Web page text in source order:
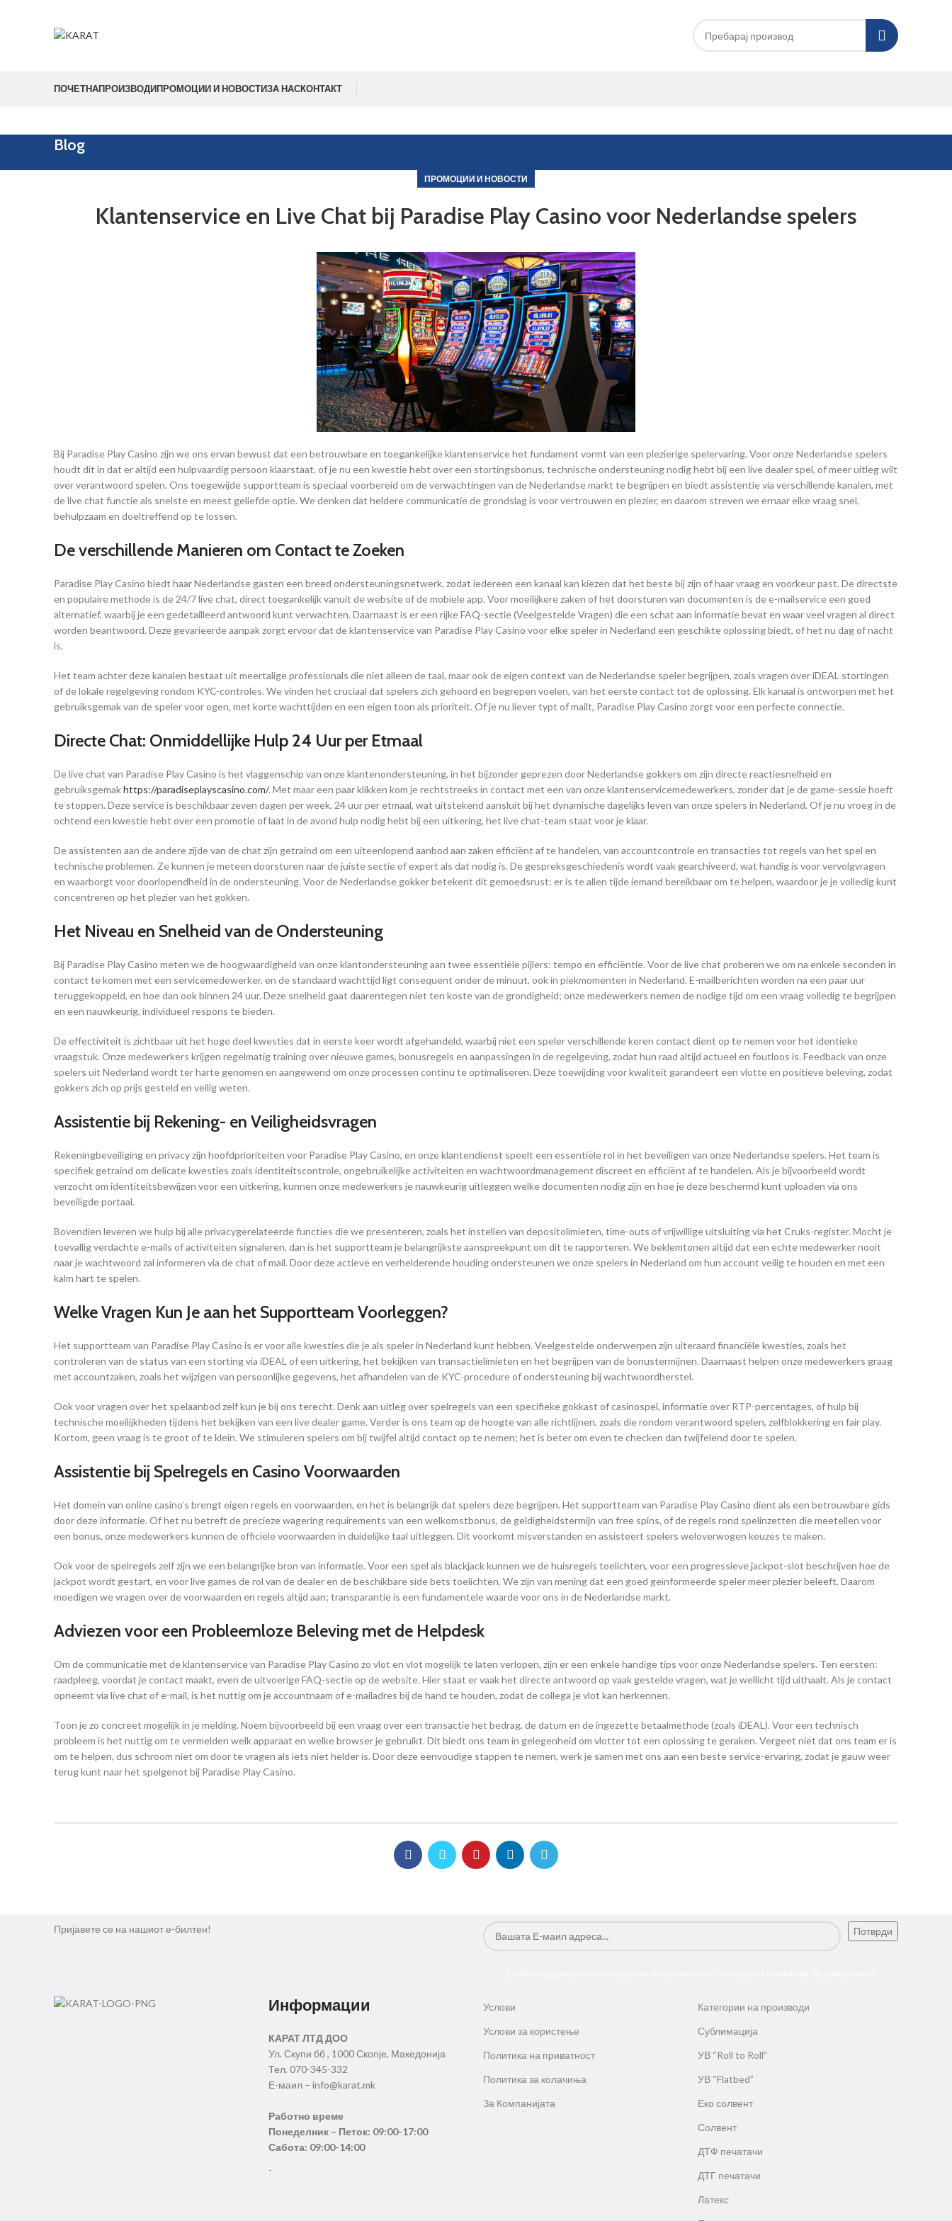
ПОЧЕТНАПРОИЗВОДИПРОМОЦИИ И НОВОСТИЗА НАСКОНТАКТ
Blog
ПРОМОЦИИ И НОВОСТИ
Klantenservice en Live Chat bij Paradise Play Casino voor Nederlandse spelers
Bij Paradise Play Casino zijn we ons ervan bewust dat een betrouwbare en toegankelijke klantenservice het fundament vormt van een plezierige spelervaring. Voor onze Nederlandse spelers
houdt dit in dat er altijd een hulpvaardig persoon klaarstaat, of je nu een kwestie hebt over een stortingsbonus, technische ondersteuning nodig hebt bij een live dealer spel, of meer uitleg wilt
over verantwoord spelen. Ons toegewijde supportteam is speciaal voorbereid om de verwachtingen van de Nederlandse markt te begrijpen en biedt assistentie via verschillende kanalen, met
de live chat functie als snelste en meest geliefde optie. We denken dat heldere communicatie de grondslag is voor vertrouwen en plezier, en daarom streven we ernaar elke vraag snel,
behulpzaam en doeltreffend op te lossen.
De verschillende Manieren om Contact te Zoeken
Paradise Play Casino biedt haar Nederlandse gasten een breed ondersteuningsnetwerk, zodat iedereen een kanaal kan kiezen dat het beste bij zijn of haar vraag en voorkeur past. De directste
en populaire methode is de 24/7 live chat, direct toegankelijk vanuit de website of de mobiele app. Voor moeilijkere zaken of het doorsturen van documenten is de e-mailservice een goed
alternatief, waarbij je een gedetailleerd antwoord kunt verwachten. Daarnaast is er een rijke FAQ-sectie (Veelgestelde Vragen) die een schat aan informatie bevat en waar veel vragen al direct
worden beantwoord. Deze gevarieerde aanpak zorgt ervoor dat de klantenservice van Paradise Play Casino voor elke speler in Nederland een geschikte oplossing biedt, of het nu dag of nacht
is.
Het team achter deze kanalen bestaat uit meertalige professionals die niet alleen de taal, maar ook de eigen context van de Nederlandse speler begrijpen, zoals vragen over iDEAL stortingen
of de lokale regelgeving rondom KYC-controles. We vinden het cruciaal dat spelers zich gehoord en begrepen voelen, van het eerste contact tot de oplossing. Elk kanaal is ontworpen met het
gebruiksgemak van de speler voor ogen, met korte wachttijden en een eigen toon als prioriteit. Of je nu liever typt of mailt, Paradise Play Casino zorgt voor een perfecte connectie.
Directe Chat: Onmiddellijke Hulp 24 Uur per Etmaal
De live chat van Paradise Play Casino is het vlaggenschip van onze klantenondersteuning, in het bijzonder geprezen door Nederlandse gokkers om zijn directe reactiesnelheid en
gebruiksgemakhttps://paradiseplayscasino.com/. Met maar een paar klikken kom je rechtstreeks in contact met een van onze klantenservicemedewerkers, zonder dat je de game-sessie hoeft
te stoppen. Deze service is beschikbaar zeven dagen per week, 24 uur per etmaal, wat uitstekend aansluit bij het dynamische dagelijks leven van onze spelers in Nederland. Of je nu vroeg in de
ochtend een kwestie hebt over een promotie of laat in de avond hulp nodig hebt bij een uitkering, het live chat-team staat voor je klaar.
De assistenten aan de andere zijde van de chat zijn getraind om een uiteenlopend aanbod aan zaken efficiënt af te handelen, van accountcontrole en transacties tot regels van het spel en
technische problemen. Ze kunnen je meteen doorsturen naar de juiste sectie of expert als dat nodig is. De gespreksgeschiedenis wordt vaak gearchiveerd, wat handig is voor vervolgvragen
en waarborgt voor doorlopendheid in de ondersteuning. Voor de Nederlandse gokker betekent dit gemoedsrust: er is te allen tijde iemand bereikbaar om te helpen, waardoor je je volledig kunt
concentreren op het plezier van het gokken.
Het Niveau en Snelheid van de Ondersteuning
Bij Paradise Play Casino meten we de hoogwaardigheid van onze klantondersteuning aan twee essentiële pijlers: tempo en efficiëntie. Voor de live chat proberen we om na enkele seconden in
contact te komen met een servicemedewerker, en de standaard wachttijd ligt consequent onder de minuut, ook in piekmomenten in Nederland. E-mailberichten worden na een paar uur
teruggekoppeld, en hoe dan ook binnen 24 uur. Deze snelheid gaat daarentegen niet ten koste van de grondigheid; onze medewerkers nemen de nodige tijd om een vraag volledig te begrijpen
en een nauwkeurig, individueel respons te bieden.
De effectiviteit is zichtbaar uit het hoge deel kwesties dat in eerste keer wordt afgehandeld, waarbij niet een speler verschillende keren contact dient op te nemen voor het identieke
vraagstuk. Onze medewerkers krijgen regelmatig training over nieuwe games, bonusregels en aanpassingen in de regelgeving, zodat hun raad altijd actueel en foutloos is. Feedback van onze
spelers uit Nederland wordt ter harte genomen en aangewend om onze processen continu te optimaliseren. Deze toewijding voor kwaliteit garandeert een vlotte en positieve beleving, zodat
gokkers zich op prijs gesteld en veilig weten.
Assistentie bij Rekening- en Veiligheidsvragen
Rekeningbeveiliging en privacy zijn hoofdprioriteiten voor Paradise Play Casino, en onze klantendienst speelt een essentiële rol in het beveiligen van onze Nederlandse spelers. Het team is
specifiek getraind om delicate kwesties zoals identiteitscontrole, ongebruikelijke activiteiten en wachtwoordmanagement discreet en efficiënt af te handelen. Als je bijvoorbeeld wordt
verzocht om identiteitsbewijzen voor een uitkering, kunnen onze medewerkers je nauwkeurig uitleggen welke documenten nodig zijn en hoe je deze beschermd kunt uploaden via ons
beveiligde portaal.
Bovendien leveren we hulp bij alle privacygerelateerde functies die we presenteren, zoals het instellen van depositolimieten, time-outs of vrijwillige uitsluiting via het Cruks-register. Mocht je
toevallig verdachte e-mails of activiteiten signaleren, dan is het supportteam je belangrijkste aanspreekpunt om dit te rapporteren. We beklemtonen altijd dat een echte medewerker nooit
naar je wachtwoord zal informeren via de chat of mail. Door deze actieve en verhelderende houding ondersteunen we onze spelers in Nederland om hun account veilig te houden en met een
kalm hart te spelen.
Welke Vragen Kun Je aan het Supportteam Voorleggen?
Het supportteam van Paradise Play Casino is er voor alle kwesties die je als speler in Nederland kunt hebben. Veelgestelde onderwerpen zijn uiteraard financiële kwesties, zoals het
controleren van de status van een storting via iDEAL of een uitkering, het bekijken van transactielimieten en het begrijpen van de bonustermijnen. Daarnaast helpen onze medewerkers graag
met accountzaken, zoals het wijzigen van persoonlijke gegevens, het afhandelen van de KYC-procedure of ondersteuning bij wachtwoordherstel.
Ook voor vragen over het spelaanbod zelf kun je bij ons terecht. Denk aan uitleg over spelregels van een specifieke gokkast of casinospel, informatie over RTP-percentages, of hulp bij
technische moeilijkheden tijdens het bekijken van een live dealer game. Verder is ons team op de hoogte van alle richtlijnen, zoals die rondom verantwoord spelen, zelfblokkering en fair play.
Kortom, geen vraag is te groot of te klein. We stimuleren spelers om bij twijfel altijd contact op te nemen; het is beter om even te checken dan twijfelend door te spelen.
Assistentie bij Spelregels en Casino Voorwaarden
Het domein van online casino’s brengt eigen regels en voorwaarden, en het is belangrijk dat spelers deze begrijpen. Het supportteam van Paradise Play Casino dient als een betrouwbare gids
door deze informatie. Of het nu betreft de precieze wagering requirements van een welkomstbonus, de geldigheidstermijn van free spins, of de regels rond spelinzetten die meetellen voor
een bonus, onze medewerkers kunnen de officiële voorwaarden in duidelijke taal uitleggen. Dit voorkomt misverstanden en assisteert spelers weloverwogen keuzes te maken.
Ook voor de spelregels zelf zijn we een belangrijke bron van informatie. Voor een spel als blackjack kunnen we de huisregels toelichten, voor een progressieve jackpot-slot beschrijven hoe de
jackpot wordt gestart, en voor live games de rol van de dealer en de beschikbare side bets toelichten. We zijn van mening dat een goed geïnformeerde speler meer plezier beleeft. Daarom
moedigen we vragen over de voorwaarden en regels altijd aan; transparantie is een fundamentele waarde voor ons in de Nederlandse markt.
Adviezen voor een Probleemloze Beleving met de Helpdesk
Om de communicatie met de klantenservice van Paradise Play Casino zo vlot en vlot mogelijk te laten verlopen, zijn er een enkele handige tips voor onze Nederlandse spelers. Ten eersten:
raadpleeg, voordat je contact maakt, even de uitvoerige FAQ-sectie op de website. Hier staat er vaak het directe antwoord op vaak gestelde vragen, wat je wellicht tijd uithaalt. Als je contact
opneemt via live chat of e-mail, is het nuttig om je accountnaam of e-mailadres bij de hand te houden, zodat de collega je vlot kan herkennen.
Toon je zo concreet mogelijk in je melding. Noem bijvoorbeeld bij een vraag over een transactie het bedrag, de datum en de ingezette betaalmethode (zoals iDEAL). Voor een technisch
probleem is het nuttig om te vermelden welk apparaat en welke browser je gebruikt. Dit biedt ons team in gelegenheid om vlotter tot een oplossing te geraken. Vergeet niet dat ons team er is
om te helpen, dus schroom niet om door te vragen als iets niet helder is. Door deze eenvoudige stappen te nemen, werk je samen met ons aan een beste service-ervaring, zodat je gauw weer
terug kunt naar het spelgenot bij Paradise Play Casino.
Пријавете се на нашиот е-билтен!
Информации
КАРАТ ЛТД ДОО
Ул. Скупи бб , 1000 Скопје, Македонија
Тел. 070-345-332
Е-маил – info@karat.mk
Работно време
Понеделник – Петок: 09:00-17:00
Сабота: 09:00-14:00
-
Услови
Услови за користење
Политика на приватност
Политика за колачиња
За Компанијата
Категории на производи
Сублимација
УВ “Roll to Roll”
УВ “Flatbed”
Еко солвент
Солвент
ДТФ печатачи
ДТГ печатачи
Латекс